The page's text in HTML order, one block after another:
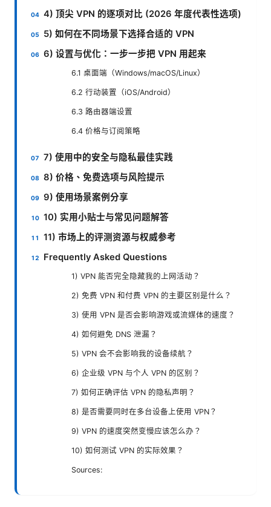
4) 顶尖 VPN 的逐项对比 (2026 年度代表性选项)
5) 如何在不同场景下选择合适的 VPN
6) 设置与优化：一步一步把 VPN 用起来
6.1 桌面端（Windows/macOS/Linux）
6.2 行动装置（iOS/Android）
6.3 路由器端设置
6.4 价格与订阅策略
7) 使用中的安全与隐私最佳实践
8) 价格、免费选项与风险提示
9) 使用场景案例分享
10) 实用小贴士与常见问题解答
11) 市场上的评测资源与权威参考
Frequently Asked Questions
1) VPN 能否完全隐藏我的上网活动？
2) 免费 VPN 和付费 VPN 的主要区别是什么？
3) 使用 VPN 是否会影响游戏或流媒体的速度？
4) 如何避免 DNS 泄漏？
5) VPN 会不会影响我的设备续航？
6) 企业级 VPN 与个人 VPN 的区别？
7) 如何正确评估 VPN 的隐私声明？
8) 是否需要同时在多台设备上使用 VPN？
9) VPN 的速度突然变慢应该怎么办？
10) 如何测试 VPN 的实际效果？
Sources: